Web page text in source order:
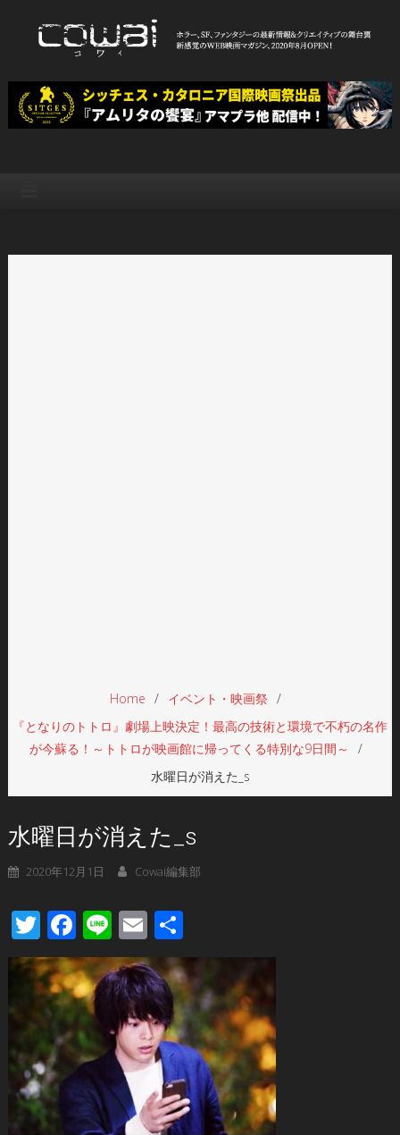
WEB映画マガジン「cowai コ
ワイ」
Home
イベント・映画祭
『となりのトトロ』劇場上映決定！最高の技術と環境で不朽の名作
が今蘇る！～トトロが映画館に帰ってくる特別な9日間～
水曜日が消えた_s
水曜日が消えた_s
2020年12月1日 Cowai編集部
Twitter
Facebook
LineEmail
有